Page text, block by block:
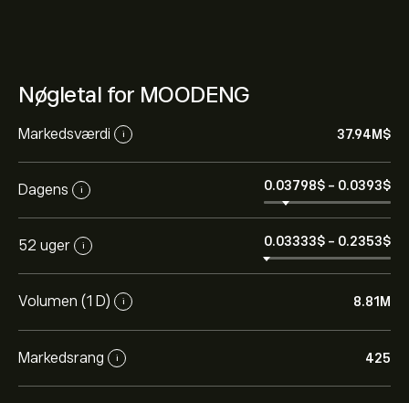
Nøgletal for MOODENG
Markedsværdi i 37.94M‎$‎
Dagens i 0.03798‎$‎ - 0.0393‎$‎
52 uger i 0.03333‎$‎ - 0.2353‎$‎
Volumen (1 D) i 8.81M
Markedsrang i 425